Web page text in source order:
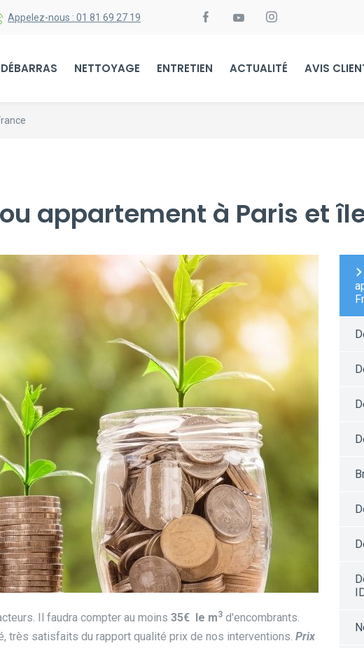
Appelez-nous : 01 81 69 27 19
DÉBARRAS NETTOYAGE ENTRETIEN ACTUALITÉ AVIS
appartement à Paris et
Il faudra compter au moins 35€ le m3 d'encombrants.
très satisfaits du rapport qualité prix de nos interventions. Prix